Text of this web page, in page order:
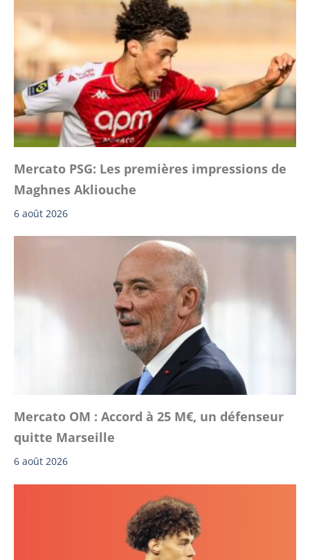
Mercato PSG: Les premières impressions de
Maghnes Akliouche
6 août 2026
Mercato OM : Accord à 25 M€, un défenseur
quitte Marseille
6 août 2026